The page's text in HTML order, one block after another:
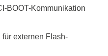
BOOT-Kommunikation
für externen Flash-